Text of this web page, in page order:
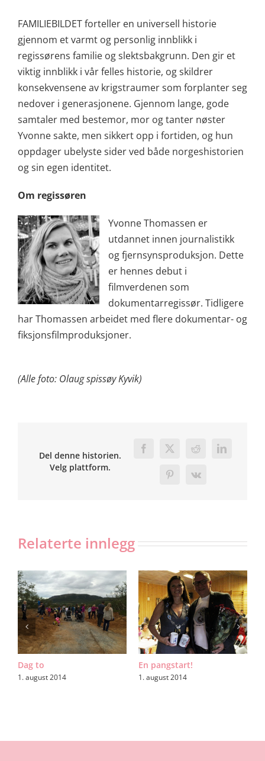
FAMILIEBILDET forteller en universell historie
gjennom et varmt og personlig innblikk i
regissørens familie og slektsbakgrunn. Den gir et
viktig innblikk i vår felles historie, og skildrer
konsekvensene av krigstraumer som forplanter seg
nedover i generasjonene. Gjennom lange, gode
samtaler med bestemor, mor og tanter nøster
Yvonne sakte, men sikkert opp i fortiden, og hun
oppdager ubelyste sider ved både norgeshistorien
og sin egen identitet.
Om regissøren
Yvonne Thomassen er
utdannet innen journalistikk
og fjernsynsproduksjon. Dette
er hennes debut i
filmverdenen som
dokumentarregissør. Tidligere
har Thomassen arbeidet med flere dokumentar- og
fiksjonsfilmproduksjoner.
(Alle foto: Olaug spissøy Kyvik)
Del denne historien.
Velg plattform.
Facebook
X Reddit LinkedIn
Pinterest
Vk
Relaterte innlegg
Dag to
1. august 2014
En pangstart!
1. august 2014